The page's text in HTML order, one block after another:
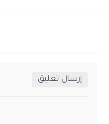
إرسال تعليق